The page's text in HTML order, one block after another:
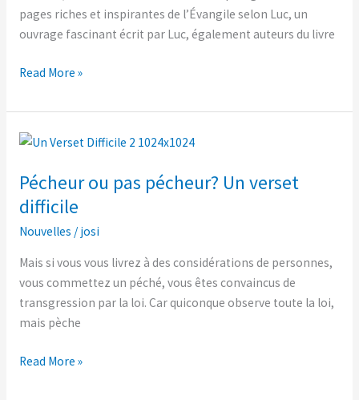
pages riches et inspirantes de l’Évangile selon Luc, un
ouvrage fascinant écrit par Luc, également auteurs du livre
Tous,
grâce
Luc
Read More »
Pécheur ou pas pécheur? Un verset
difficile
Nouvelles / josi
Mais si vous vous livrez à des considérations de personnes,
vous commettez un péché, vous êtes convaincus de
transgression par la loi. Car quiconque observe toute la loi,
mais pèche
Pécheur
pas
pécheur?
verset
difficile
Read More »